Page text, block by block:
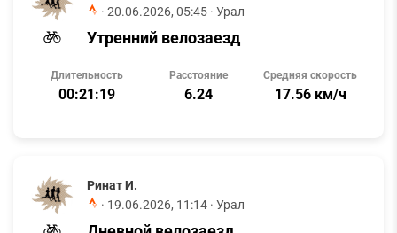
· 20.06.2026, 05:45 · Урал
Утренний велозаезд
Длительность
00:21:19
Расстояние
6.24
Средняя скорость
17.56 км/ч
Ринат И.
· 19.06.2026, 11:14 · Урал